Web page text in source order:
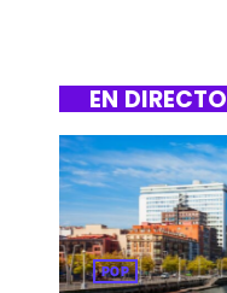
EN DIRECTO
POP